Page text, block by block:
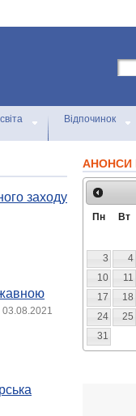
Відпочинок
заходу
03.08.2021
АНОНСИ
Пн Вт
3
4
10
11
17
18
24
25
31